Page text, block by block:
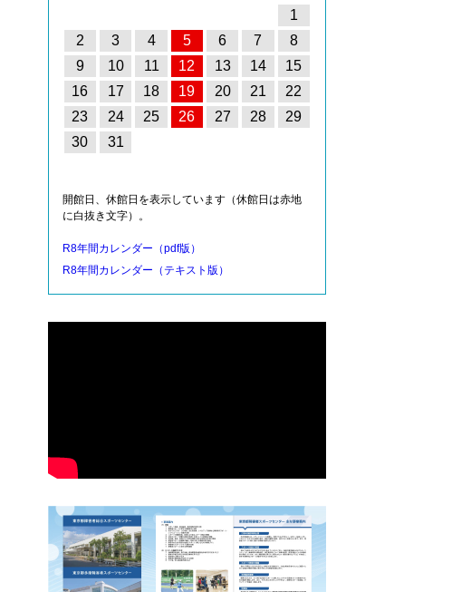
1
2
3 4 5 6 7
8
9
10 11 12 13 14
15
16
17 18 19 20 21
22
23
24 25 26 27 28
29
30
31
開館日、休館日を表示しています（休館日は赤地
に白抜き文字）。
R8年間カレンダー（pdf版）
R8年間カレンダー（テキスト版）